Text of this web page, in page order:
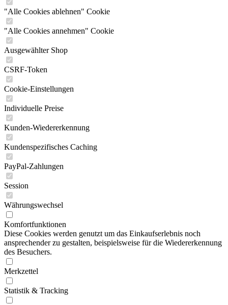
"Alle Cookies ablehnen" Cookie
"Alle Cookies annehmen" Cookie
Ausgewählter Shop
CSRF-Token
Cookie-Einstellungen
Individuelle Preise
Kunden-Wiedererkennung
Kundenspezifisches Caching
PayPal-Zahlungen
Session
Währungswechsel
Komfortfunktionen
Diese Cookies werden genutzt um das Einkaufserlebnis noch
ansprechender zu gestalten, beispielsweise für die Wiedererkennung
des Besuchers.
Merkzettel
Statistik & Tracking